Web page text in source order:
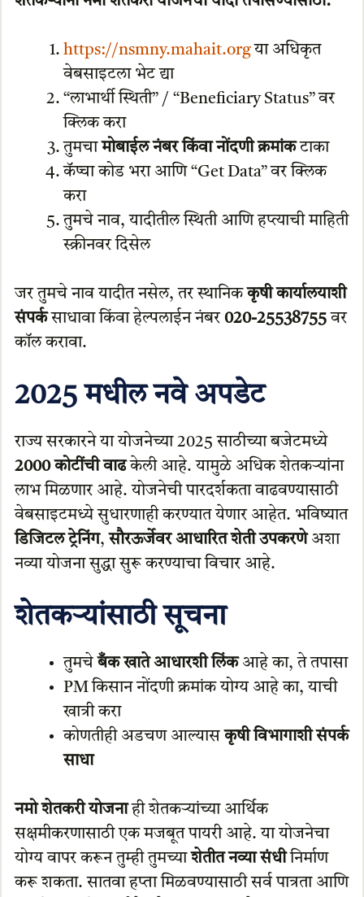
https://nsmny.mahait.orgया अधिकृत
वेबसाइटला भेट द्या
“लाभार्थी स्थिती” / “Beneficiary Status” वर
क्लिक करा
तुमचामोबाईल नंबर किंवा नोंदणी क्रमांकटाका
कॅप्चा कोड भरा आणि “Get Data” वर क्लिक
करा
तुमचे नाव, यादीतील स्थिती आणि हप्त्याची माहिती
स्क्रीनवर दिसेल
जर तुमचे नाव यादीत नसेल, तर स्थानिककृषी कार्यालयाशी
संपर्कसाधावा किंवा हेल्पलाईन नंबर 020-25538755वर
कॉल करावा.
2025 मधील नवे अपडेट
राज्य सरकारने या योजनेच्या 2025 साठीच्या बजेटमध्ये
2000 कोटींची वाढकेली आहे. यामुळे अधिक शेतकऱ्यांना
लाभ मिळणार आहे. योजनेची पारदर्शकता वाढवण्यासाठी
वेबसाइटमध्ये सुधारणाही करण्यात येणार आहेत. भविष्यात
डिजिटल ट्रेनिंग,सौरऊर्जेवर आधारित शेती उपकरणेअशा
नव्या योजना सुद्धा सुरू करण्याचा विचार आहे.
शेतकऱ्यांसाठी सूचना
तुमचेबँक खाते आधारशी लिंकआहे का, ते तपासा
PM किसान नोंदणी क्रमांक योग्य आहे का, याची
खात्री करा
कोणतीही अडचण आल्यासकृषी विभागाशी संपर्क
साधा
नमो शेतकरी योजनाही शेतकऱ्यांच्या आर्थिक
सक्षमीकरणासाठी एक मजबूत पायरी आहे. या योजनेचा
योग्य वापर करून तुम्ही तुमच्याशेतीत नव्या संधीनिर्माण
करू शकता. सातवा हप्ता मिळवण्यासाठी सर्व पात्रता आणि